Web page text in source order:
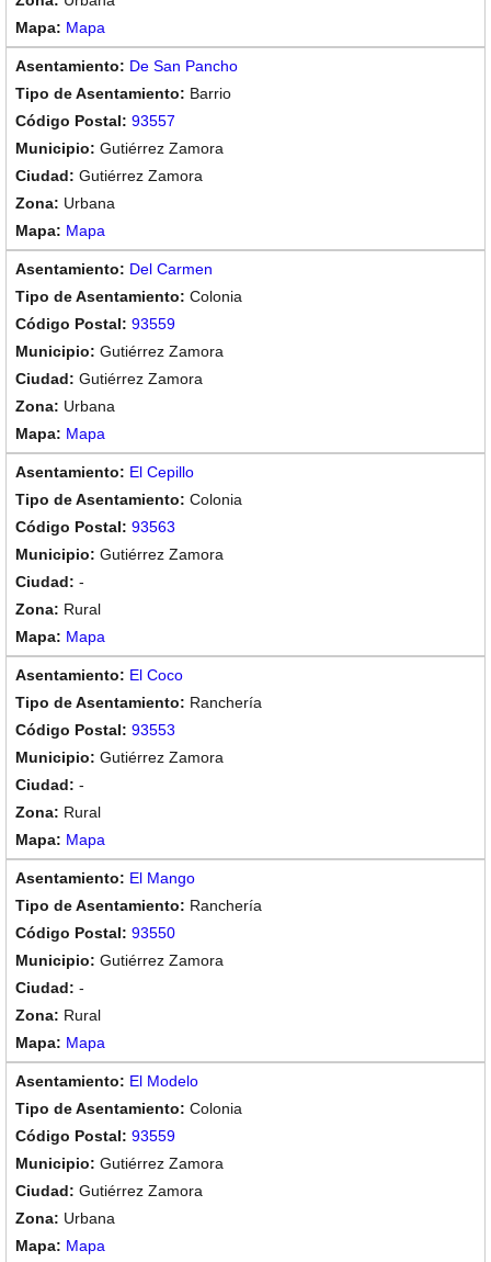
Mapa
De San Pancho
Barrio
93557
Gutiérrez Zamora
Gutiérrez Zamora
Urbana
Mapa
Del Carmen
Colonia
93559
Gutiérrez Zamora
Gutiérrez Zamora
Urbana
Mapa
El Cepillo
Colonia
93563
Gutiérrez Zamora
-
Rural
Mapa
El Coco
Ranchería
93553
Gutiérrez Zamora
-
Rural
Mapa
El Mango
Ranchería
93550
Gutiérrez Zamora
-
Rural
Mapa
El Modelo
Colonia
93559
Gutiérrez Zamora
Gutiérrez Zamora
Urbana
Mapa